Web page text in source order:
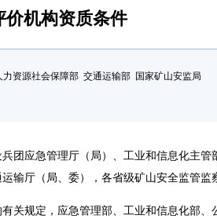
价机构资质条件
资源社会保障部 交通运输部 国家矿山安监局
团应急管理厅（局）、工业和信息化主管
输厅（局、委），各省级矿山安全监管监
关规定，应急管理部、工业和信息化部、